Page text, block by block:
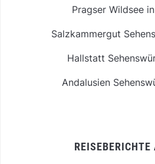
Pragser Wildsee
Salzkammergut
Hallstatt
Andalusien
REISEBERICHTE